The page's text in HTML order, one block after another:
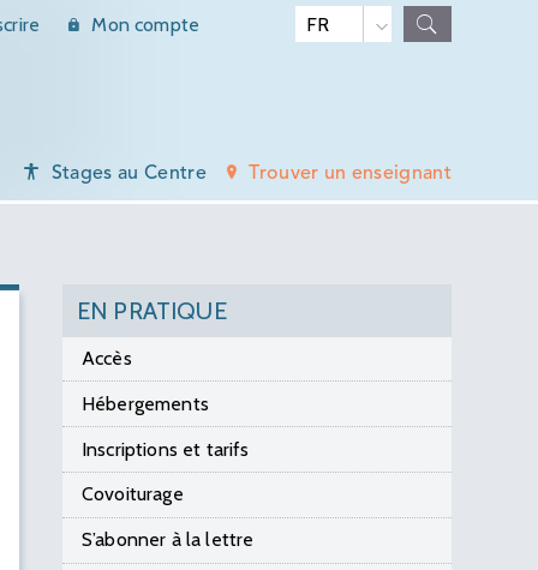
Mon compte
Trouver un enseignant
Stages au Centre
EN PRATIQUE
Accès
Hébergements
Inscriptions et tarifs
Covoiturage
S’abonner à la lettre